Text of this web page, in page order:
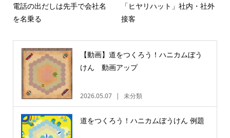
電話の出だしは先手で会社名
を名乗る
「ヒヤリハット」社内・社外
接客
【動画】道をつくろう！ハニカムぼう
けん 動画アップ
2026.05.07 未分類
道をつくろう！ハニカムぼうけん 例題